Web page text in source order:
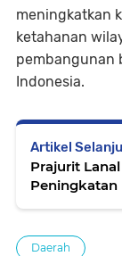
meningkatkan
ketahanan
pembangunan
Indonesia.
Artikel
Prajurit
Peningkatan
Daerah